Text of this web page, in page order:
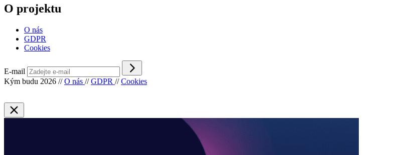
O projektu
O nás
GDPR
Cookies
E-mail
Kým budu 2026 // O nás // GDPR // Cookies